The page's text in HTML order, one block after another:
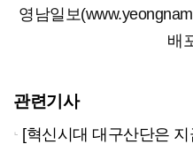
영남일보
배
관련기사
[혁신시대 대구산단은 지금] 성장하는 대구